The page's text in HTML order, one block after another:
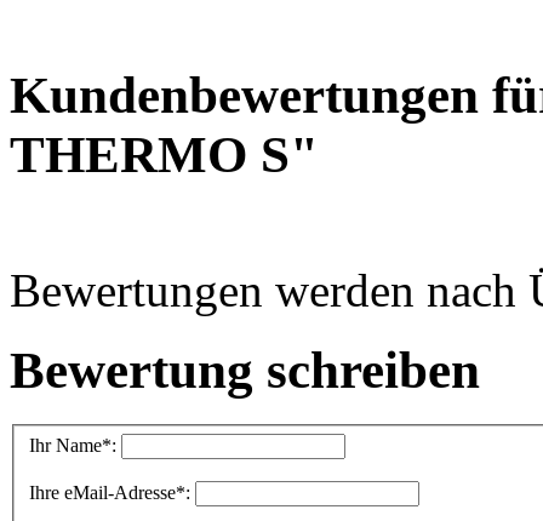
Kundenbewertungen
THERMO S"
Bewertungen werden
Bewertung schreiben
Ihr Name*:
Ihre eMail-Adresse*: